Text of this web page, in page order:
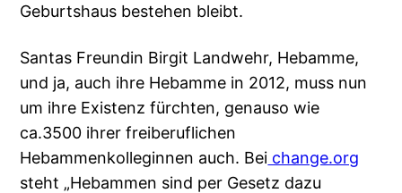
Geburtshaus bestehen bleibt.
Santas Freundin Birgit Landwehr, Hebamme,
und ja, auch ihre Hebamme in 2012, muss nun
um ihre Existenz fürchten, genauso wie
ca.3500 ihrer freiberuflichen
Hebammenkolleginnen auch. Bei change.org
steht „Hebammen sind per Gesetz dazu